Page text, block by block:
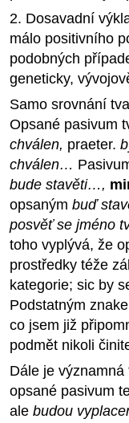
2. Dosavadní
málo positivního
podobných
geneticky,
Samo srovnání
Opsané pasivum
chválen, praeter.
chválen…
bude stavěti…,
opsaným buď
posvěť se jméno
toho vyplývá, že
prostředky téže
kategorie; sic by
Podstatným
co jsem již
podmět nikoli
Dále je
opsané pasivum
ale budou